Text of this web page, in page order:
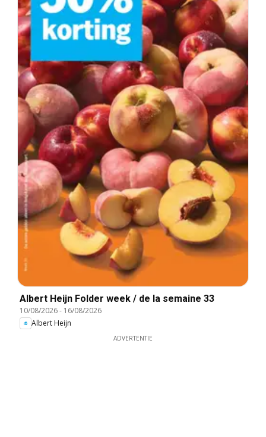
Albert Heijn Folder week / de la semaine 33
10/08/2026- 16/08/2026
Albert Heijn
ADVERTENTIE